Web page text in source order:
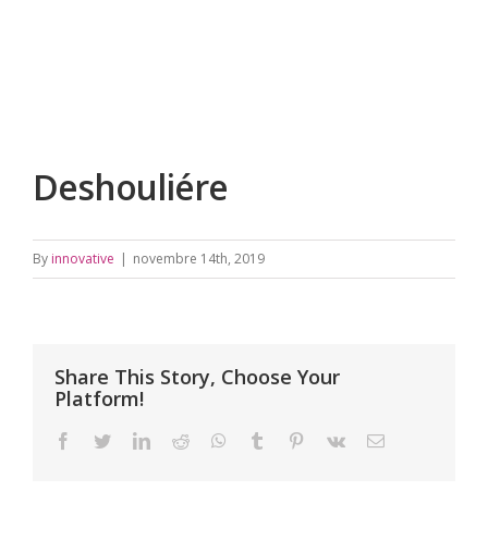
Deshouliére
By innovative | novembre 14th, 2019
Share This Story, Choose Your
Platform!
facebooktwitterlinkedinreddit whatsapp
tumblr pinterest
vk Email